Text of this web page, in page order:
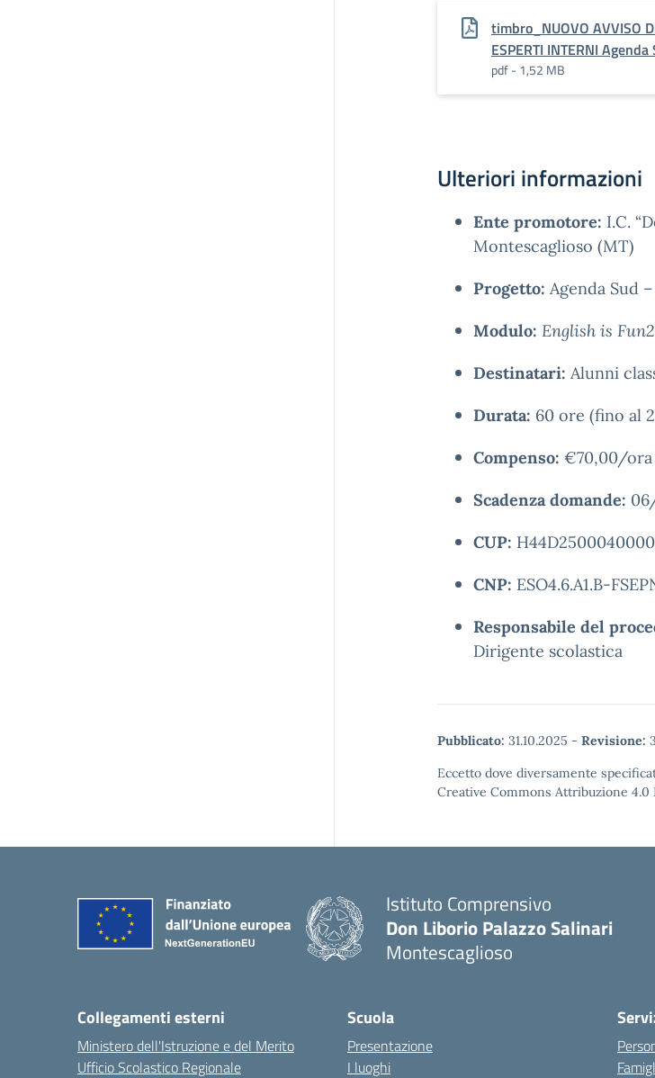
timbro_NUOVO AVVISO
ESPERTI INTERNI
pdf - 1,52 MB
Ulteriori informazioni
Ente promotore: I.C.
Montescaglioso (MT)
Progetto: Agenda Sud
Modulo: English is Fun2
Destinatari: Alunni
Durata: 60 ore (fino al
Compenso: €70,00/ora
Scadenza domande:
CUP:
CNP: ESO4.6.A1.B-
Responsabile del
Dirigente scolastica
Pubblicato: 31.10.2025 - Revisione:
Eccetto dove diversamente
Creative Commons Attribuzione 4.0
Istituto Comprensivo
Don Liborio Palazzo Salinari
Montescaglioso
Collegamenti esterni
Ministero dell'Istruzione e del Merito
Ufficio Scolastico Regionale
Scuola
Presentazione
I luoghi